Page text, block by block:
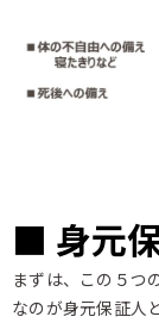
■ 身元
まずは、この５つ
なのが身元保証人